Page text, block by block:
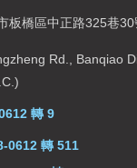
板橋區中正路325巷30
Rd., Banqiao
轉 9
0612 轉 511